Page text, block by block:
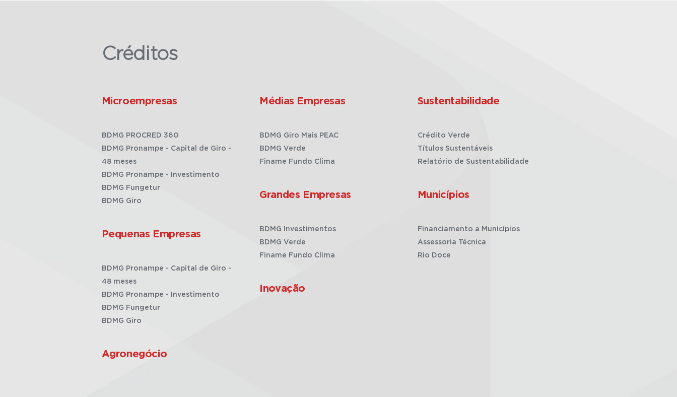
Créditos
Microempresas
BDMG PROCRED 360
BDMG Pronampe - Capital de Giro -
48 meses
BDMG Pronampe - Investimento
BDMG Fungetur
BDMG Giro
Pequenas Empresas
BDMG Pronampe - Capital de Giro -
48 meses
BDMG Pronampe - Investimento
BDMG Fungetur
BDMG Giro
Agronegócio
Médias Empresas
BDMG Giro Mais PEAC
BDMG Verde
Finame Fundo Clima
Grandes Empresas
BDMG Investimentos
BDMG Verde
Finame Fundo Clima
Inovação
Sustentabilidade
Crédito Verde
Títulos Sustentáveis
Relatório de Sustentabilidade
Municípios
Financiamento a Municípios
Assessoria Técnica
Rio Doce